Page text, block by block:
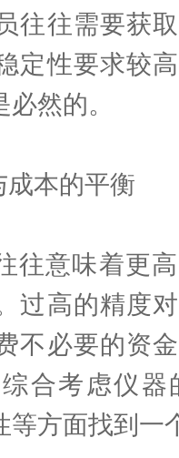
往往需要获
定性要求较
然的。
本的平衡
意味着更高
过高的精度
不必要的资
合考虑仪器
等方面找到一